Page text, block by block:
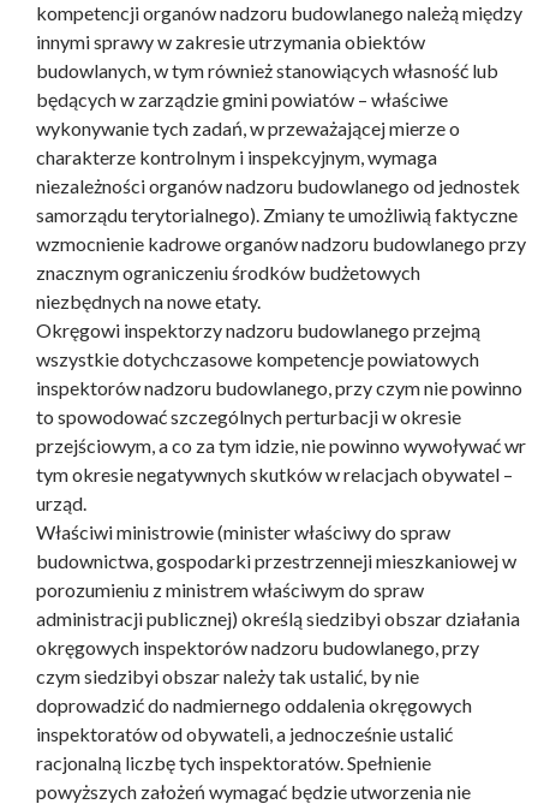
kompetencji organów nadzoru budowlanego należą między
innymi sprawy w zakresie utrzymania obiektów
budowlanych, w tym również stanowiących własność lub
będących w zarządzie gmini powiatów – właściwe
wykonywanie tych zadań, w przeważającej mierze o
charakterze kontrolnym i inspekcyjnym, wymaga
niezależności organów nadzoru budowlanego od jednostek
samorządu terytorialnego). Zmiany te umożliwią faktyczne
wzmocnienie kadrowe organów nadzoru budowlanego przy
znacznym ograniczeniu środków budżetowych
niezbędnych na nowe etaty.
Okręgowi inspektorzy nadzoru budowlanego przejmą
wszystkie dotychczasowe kompetencje powiatowych
inspektorów nadzoru budowlanego, przy czym nie powinno
to spowodować szczególnych perturbacji w okresie
przejściowym, a co za tym idzie, nie powinno wywoływać wr
tym okresie negatywnych skutków w relacjach obywatel –
urząd.
Właściwi ministrowie (minister właściwy do spraw
budownictwa, gospodarki przestrzenneji mieszkaniowej w
porozumieniu z ministrem właściwym do spraw
administracji publicznej) określą siedzibyi obszar działania
okręgowych inspektorów nadzoru budowlanego, przy
czym siedzibyi obszar należy tak ustalić, by nie
doprowadzić do nadmiernego oddalenia okręgowych
inspektoratów od obywateli, a jednocześnie ustalić
racjonalną liczbę tych inspektoratów. Spełnienie
powyższych założeń wymagać będzie utworzenia nie